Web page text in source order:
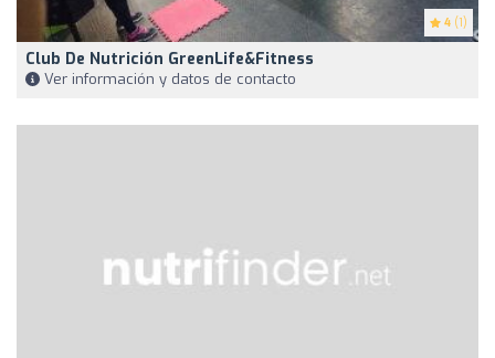
4 (1)
Club De Nutrición GreenLife&Fitness
Ver información y datos de contacto